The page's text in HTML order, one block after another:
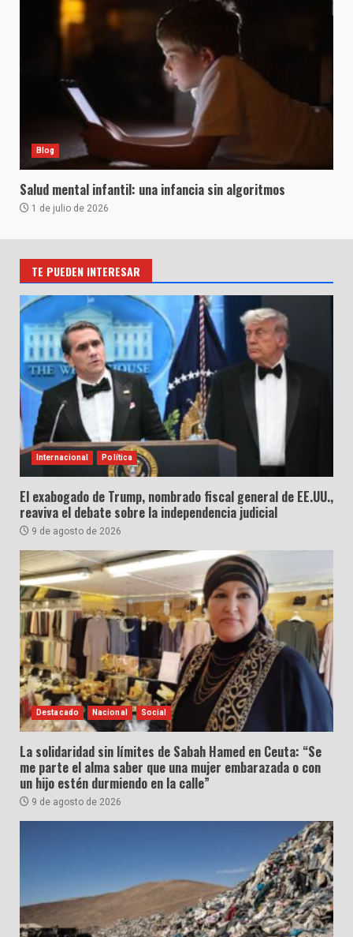
Blog
Salud mental infantil: una infancia sin algoritmos
1 de julio de 2026
TE PUEDEN INTERESAR
Internacional Política
El exabogado de Trump, nombrado fiscal general de EE.UU.,
reaviva el debate sobre la independencia judicial
9 de agosto de 2026
Destacado Nacional Social
La solidaridad sin límites de Sabah Hamed en Ceuta: “Se
me parte el alma saber que una mujer embarazada o con
un hijo estén durmiendo en la calle”
9 de agosto de 2026